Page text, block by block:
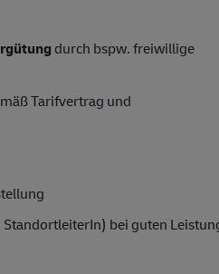
durch bspw. freiwillige
Tarifvertrag und
StandortleiterIn) bei guten